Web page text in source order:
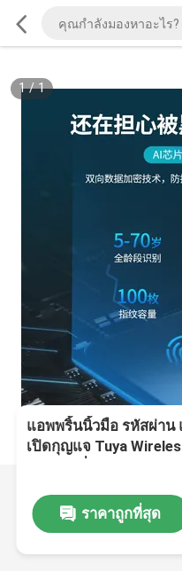
1/1
แอพพริ้นนิ้วมือ รหัสผ่าน
เปิดกุญแจ Tuya
ราคาถูกที่สุด